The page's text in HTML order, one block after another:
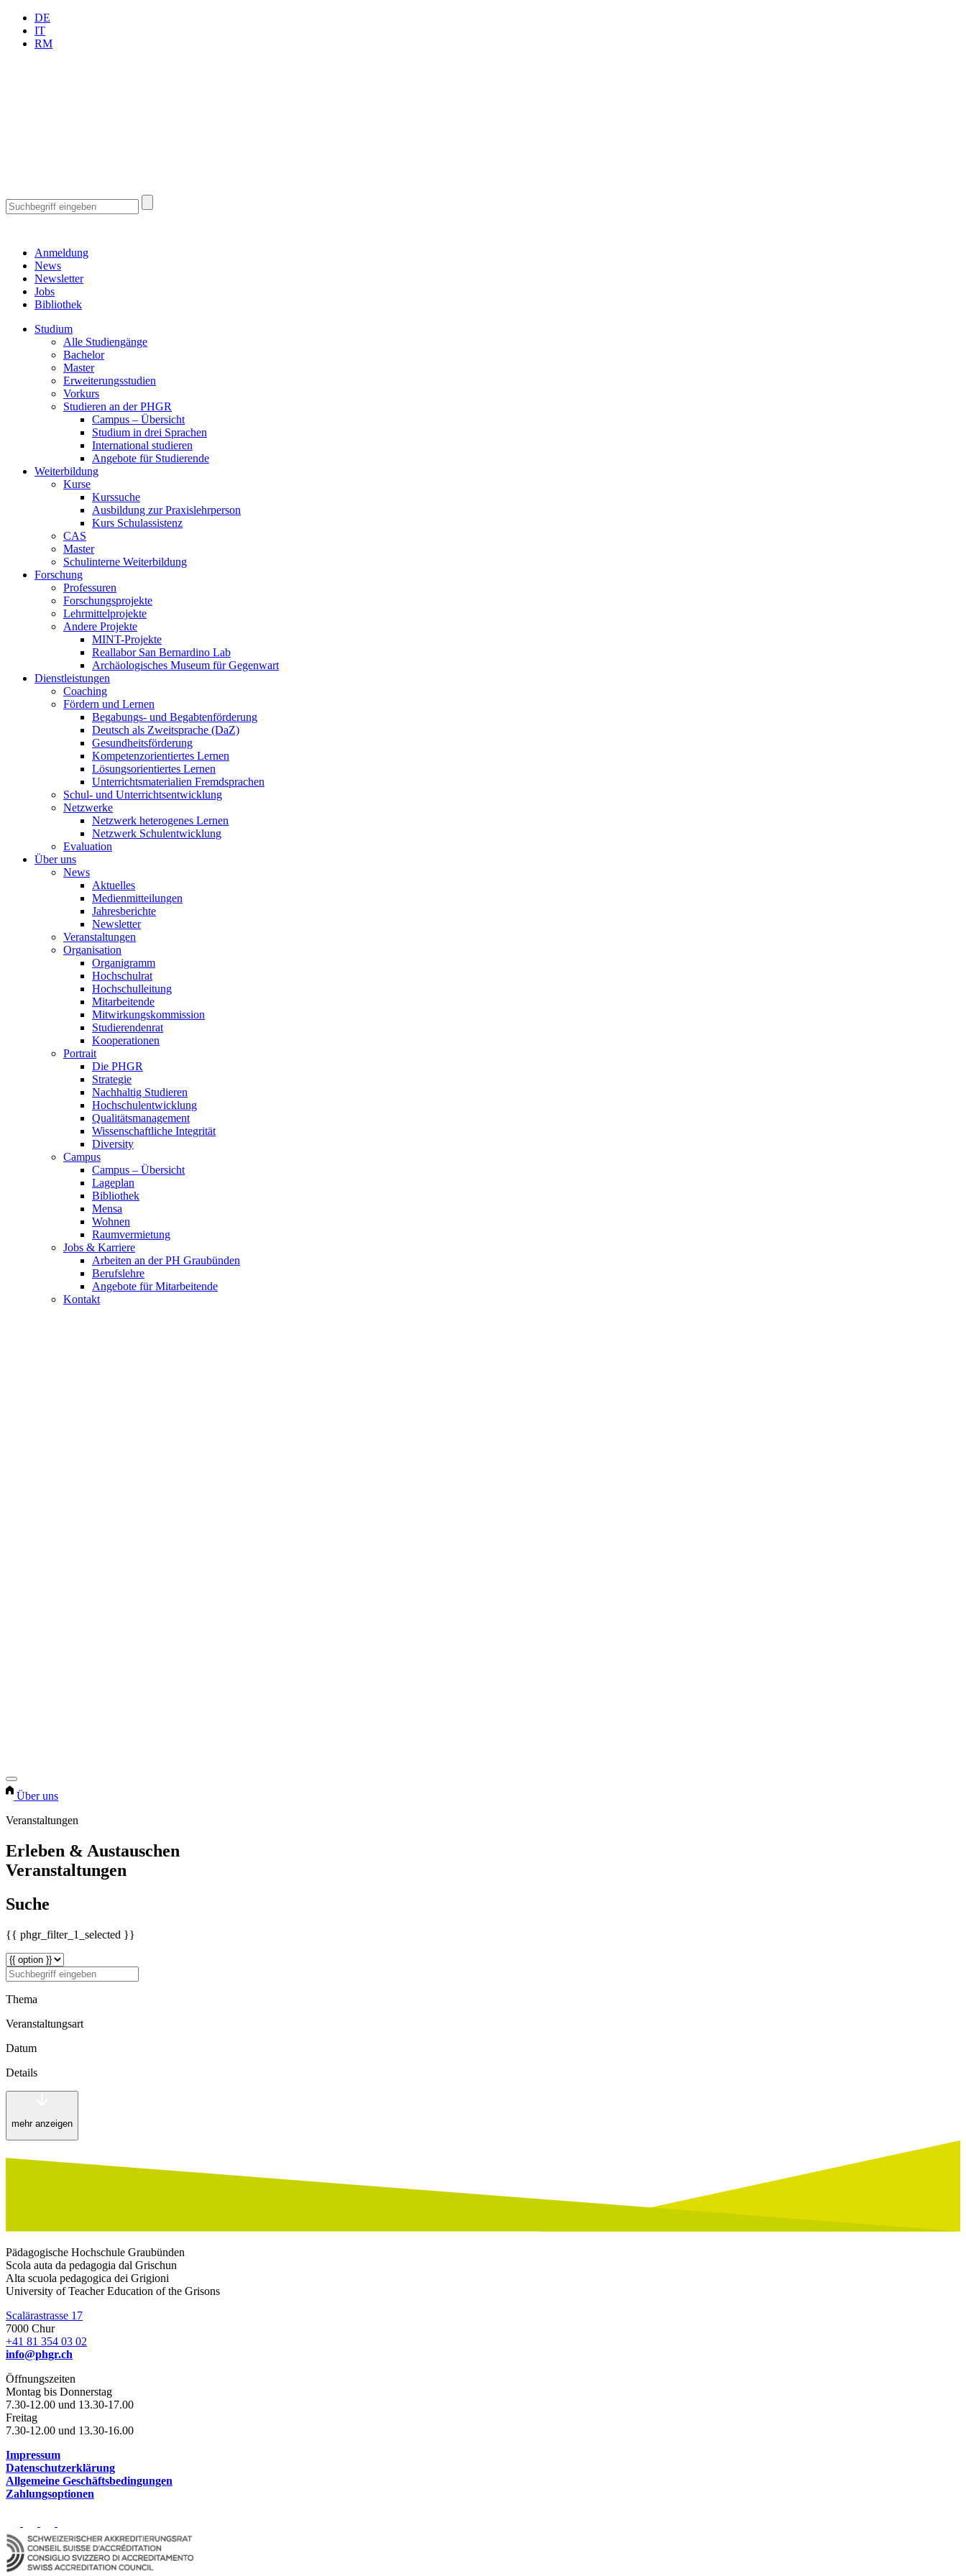
DE
IT
RM
Anmeldung
News
Newsletter
Jobs
Bibliothek
Studium
Alle Studiengänge
Bachelor
Master
Erweiterungsstudien
Vorkurs
Studieren an der PHGR
Campus – Übersicht
Studium in drei Sprachen
International studieren
Angebote für Studierende
Weiterbildung
Kurse
Kurssuche
Ausbildung zur Praxislehrperson
Kurs Schulassistenz
CAS
Master
Schulinterne Weiterbildung
Forschung
Professuren
Forschungsprojekte
Lehrmittelprojekte
Andere Projekte
MINT-Projekte
Reallabor San Bernardino Lab
Archäologisches Museum für Gegenwart
Dienstleistungen
Coaching
Fördern und Lernen
Begabungs- und Begabtenförderung
Deutsch als Zweitsprache (DaZ)
Gesundheitsförderung
Kompetenzorientiertes Lernen
Lösungsorientiertes Lernen
Unterrichtsmaterialien Fremdsprachen
Schul- und Unterrichtsentwicklung
Netzwerke
Netzwerk heterogenes Lernen
Netzwerk Schulentwicklung
Evaluation
Über uns
News
Aktuelles
Medienmitteilungen
Jahresberichte
Newsletter
Veranstaltungen
Organisation
Organigramm
Hochschulrat
Hochschulleitung
Mitarbeitende
Mitwirkungskommission
Studierendenrat
Kooperationen
Portrait
Die PHGR
Strategie
Nachhaltig Studieren
Hochschulentwicklung
Qualitätsmanagement
Wissenschaftliche Integrität
Diversity
Campus
Campus – Übersicht
Lageplan
Bibliothek
Mensa
Wohnen
Raumvermietung
Jobs & Karriere
Arbeiten an der PH Graubünden
Berufslehre
Angebote für Mitarbeitende
Kontakt
Über uns
Veranstaltungen
Erleben & Austauschen
Veranstaltungen
Suche
{{ phgr_filter_1_selected }}
Thema
Veranstaltungsart
Datum
Details
mehr anzeigen
Pädagogische Hochschule Graubünden
Scola auta da pedagogia dal Grischun
Alta scuola pedagogica dei Grigioni
University of Teacher Education of the Grisons
Scalärastrasse 17
7000 Chur
+41 81 354 03 02
info@phgr.ch
Öffnungszeiten
Montag bis Donnerstag
7.30-12.00 und 13.30-17.00
Freitag
7.30-12.00 und 13.30-16.00
Impressum
Datenschutzerklärung
Allgemeine Geschäftsbedingungen
Zahlungsoptionen